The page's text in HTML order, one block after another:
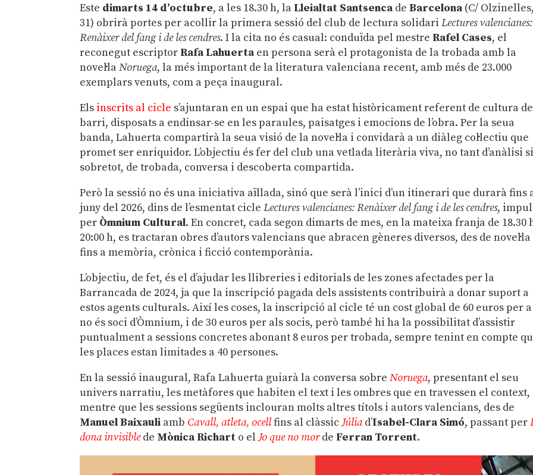
Este dimarts 14 d’octubre, a les 18.30 h, la Lleialtat Santsenca deBarcelona (C/
31) obrirà portes per acollir la primera sessió del club de lectura solidariLectures valencianes:
Renàixer del fang i de les cendres. I la cita no és casual: conduïda pel mestre Rafel Cases, el
reconegut escriptor Rafa Lahuerta en persona serà el protagonista de la trobada amb la
novel·laNoruega, la més important de la literatura valenciana recent, amb més de 23.000
exemplars venuts, com a peça inaugural.
Els inscrits al cicle s’ajuntaran en un espai que ha estat històricament referent de cultura de
barri, disposats a endinsar-se en les paraules, paisatges i emocions de l’obra. Per la seua
banda, Lahuerta compartirà la seua visió de la novel·la i convidarà a un diàleg col·lectiu que
promet ser enriquidor. L’objectiu és fer del club una vetlada literària viva, no tant d’anàlisi
sobretot, de trobada, conversa i descoberta compartida.
Però la sessió no és una iniciativa aïllada, sinó que serà l’inici d’un itinerari que durarà fins
juny del 2026, dins de l’esmentat cicleLectures valencianes: Renàixer del fang i de les cendres,
per Òmnium Cultural. En concret, cada segon dimarts de mes, en la mateixa franja de 18.30
20:00 h, es tractaran obres d’autors valencians que abracen gèneres diversos, des de novel·la
fins a memòria, crònica i ficció contemporània.
L’objectiu, de fet, és el d’ajudar les llibreries i editorials de les zones afectades per la
Barrancada de 2024, ja que la inscripció pagada dels assistents contribuirà a donar suport a
estos agents culturals. Així les coses, la inscripció al cicle té un cost global de 60 euros per
no és soci d’Òmnium, i de 30 euros per als socis, però també hi ha la possibilitat d’assistir
puntualment a sessions concretes abonant 8 euros per trobada, sempre tenint en compte
les places estan limitades a 40 persones.
En la sessió inaugural, Rafa Lahuerta guiarà la conversa sobreNoruega, presentant el seu
univers narratiu, les metàfores que habiten el text i les ombres que en travessen el context,
mentre que les sessions següents inclouran molts altres títols i autors valencians, des de
Manuel Baixauli amb Cavall, atleta, ocellfins al clàssicJúliad’Isabel-Clara Simó, passant per
dona invisiblede Mònica Richart o elJo que no morde Ferran Torrent.